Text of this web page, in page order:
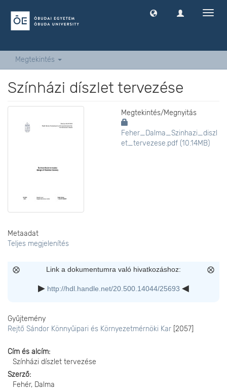
Megtekintés
Színházi díszlet tervezése
Megtekintés/Megnyitás
Feher_Dalma_Szinhazi_diszl
et_tervezese.pdf (10.14MB)
Metaadat
Teljes megjelenítés
Link a dokumentumra való hivatkozáshoz:
http://hdl.handle.net/20.500.14044/25693
Gyűjtemény
Rejtő Sándor Könnyűipari és Környezetmérnöki Kar [2057]
Cím és alcím
Színházi díszlet tervezése
Szerző
Fehér, Dalma